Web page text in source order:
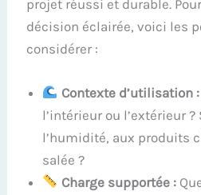
projet réussi et durable.
décision éclairée, voici les
considérer :
Contexte d’utilisation :
l’intérieur ou l’extérieur
l’humidité, aux produits
salée ?
Charge supportée :